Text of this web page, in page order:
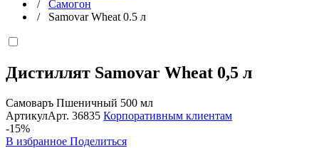
/ Самогон
/ Samovar Wheat 0.5 л
Дистиллят Samovar Wheat 0,5 л
Самоваръ Пшеничный 500 мл
АртикулАрт. 36835 Корпоративным клиентам
-15%
В избранное Поделиться